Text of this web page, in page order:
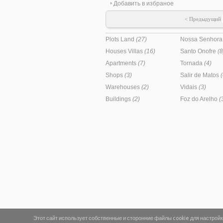
Добавить в избраное
< Предыдущий
Plots Land (27)
Houses Villas (16)
Apartments (7)
Shops (3)
Warehouses (2)
Buildings (2)
Nossa
Santo Onofre
Tornada (4)
Salir de Matos
Vidais (3)
Foz do Arelho
Этот сайт использует собственные и сторонние файлы cookie для